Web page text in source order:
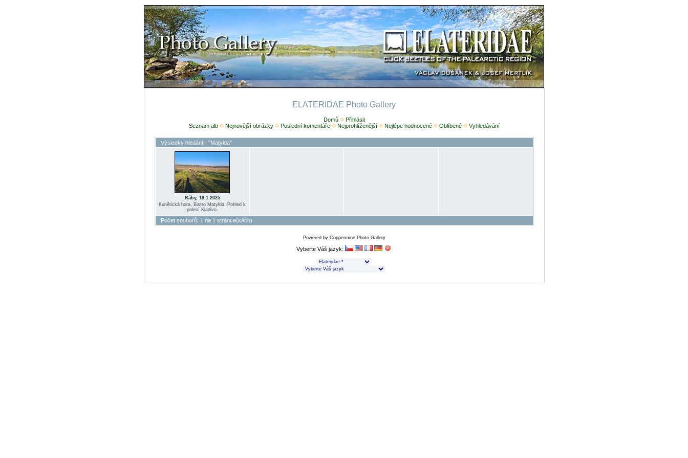
ELATERIDAE Photo Gallery
Domů
Přihlásit
Seznam alb
Nejnovější obrázky Poslední komentáře Nejprohlíženější Nejlépe hodnocené Oblíbené Vyhledávání
Výsledky hledání - "Matylda"
Ráby, 19.1.2025
Kunětická hora, Bistro Matylda. Pohled k
polesí Kladivo.
Počet souborů: 1 na 1 stránce(kách)
Powered by Coppermine Photo Gallery
Vyberte Váš jazyk: